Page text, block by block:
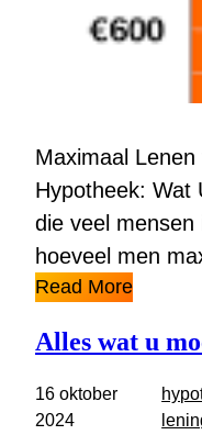
Maximaal
Hypotheek: Wat
die veel
hoeveel men
Read More
Alles wat u
16 oktober
2024